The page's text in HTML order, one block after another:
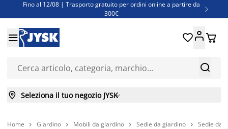
Fino al 12/08 | Trasporto gratuito per ordini online a partire da
300€

Super offerte d'estate | Oltre 1.500 articoli fino al 70%
Finanziamenti - Scegli il piano di rimborso più adatto a te


 
 Seleziona il tuo negozio JYSK
Home  Giardino  Mobili da giardino  Sedie da giardino  Sedie da